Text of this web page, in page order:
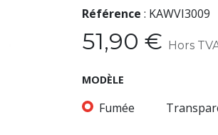
Référence : KAWVI3009
51,90 € Hors
MODÈLE
Fumée